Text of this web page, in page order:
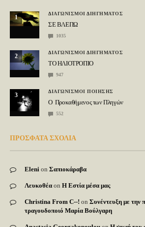
1
ΔΙΑΓΩΝΙΣΜΟΙ ΔΙΗΓΗΜΑΤΟΣ
ΣΕ ΒΛΕΠΩ
1035
2
ΔΙΑΓΩΝΙΣΜΟΙ ΔΙΗΓΗΜΑΤΟΣ
ΤΟ ΗΛΙΟΤΡΟΠΙΟ
947
3
ΔΙΑΓΩΝΙΣΜΟΙ ΠΟΙΗΣΗΣ
Ο Προκαθήμενος των Πληγών
552
ΠΡΟΣΦΑΤΑ ΣΧΟΛΙΑ
Eleni on Σαπιοκάραβα
Λευκοθέα on Η Εστία μέσα μας
Christina From C--! on Συνέντευξη με την
τραγουδοποιό Μαρία Βούλγαρη